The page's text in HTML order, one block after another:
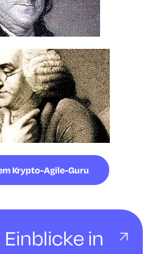
Krypto-Agile-Guru
Einblicke in